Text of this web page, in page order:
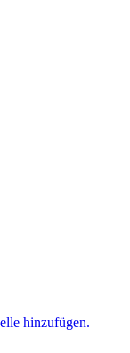
hinzufügen.